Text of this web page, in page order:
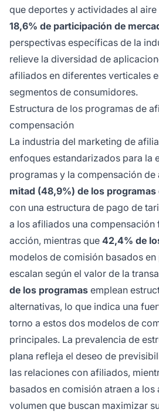
que deportes y actividades al
18,6% de participación de
perspectivas específicas de la
relieve la diversidad de
afiliados en diferentes verticales
segmentos de consumidores.
Estructura de los programas de
compensación
La industria del marketing de
enfoques estandarizados para la
programas y la compensación de
mitad (48,9%) de los programas
con una estructura de pago de
a los afiliados una compensación
acción, mientras que 42,4% de
modelos de comisión basados
escalan según el valor de la
de los programas emplean
alternativas, lo que indica una
torno a estos dos modelos de
principales. La prevalencia de
plana refleja el deseo de
las relaciones con afiliados,
basados en comisión atraen a
volumen que buscan maximizar